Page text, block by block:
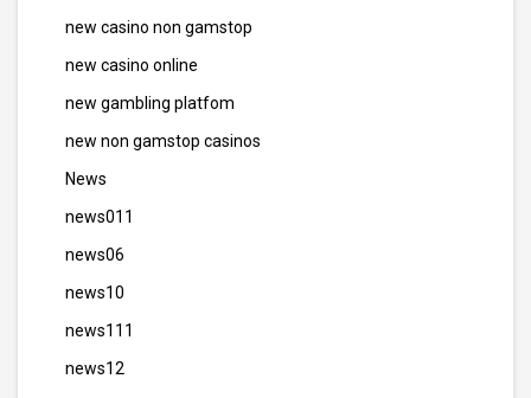
new casino non gamstop
new casino online
new gambling platfom
new non gamstop casinos
News
news011
news06
news10
news111
news12